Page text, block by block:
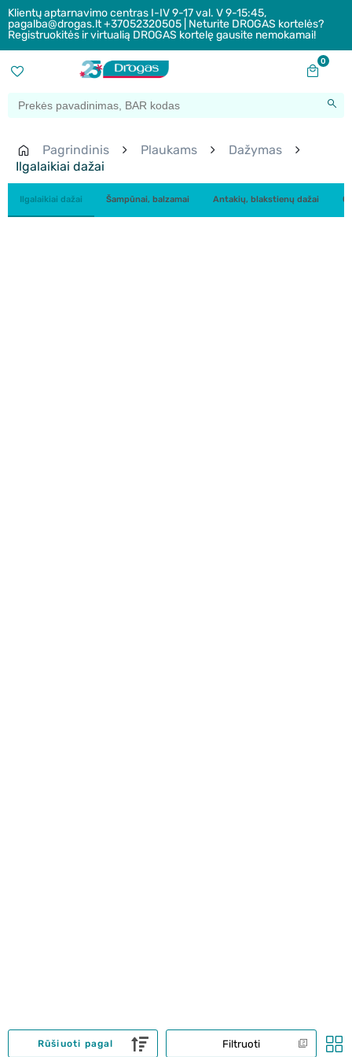
Klientų aptarnavimo centras I-IV 9-17 val. V 9-15:45,
pagalba@drogas.lt +37052320505 | Neturite DROGAS kortelės?
Registruokitės ir virtualią DROGAS kortelę gausite nemokamai!
0
Pagrindinis Plaukams
Dažymas
Ilgalaikiai dažai
Ilgalaikiai dažai Šampūnai, balzamai Antakių, blakstienų dažai
Filtruoti
Rūšiuoti pagal